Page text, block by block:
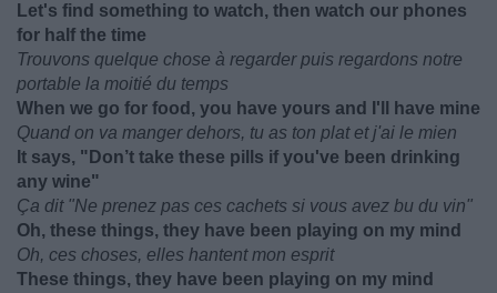
Let's find something to watch, then watch our phones
for half the time
Trouvons quelque chose à regarder puis regardons notre
portable la moitié du temps
When we go for food, you have yours and I'll have mine
Quand on va manger dehors, tu as ton plat et j'ai le mien
It says, "Don’t take these pills if you've been drinking
any wine"
Ça dit "Ne prenez pas ces cachets si vous avez bu du vin"
Oh, these things, they have been playing on my mind
Oh, ces choses, elles hantent mon esprit
These things, they have been playing on my mind